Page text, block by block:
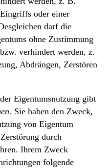
oder einer
darf die
ohne Zustimmung
verhindert werden, z.
Abdrängen, Zerstören
Eigentumsnutzung gibt
Sie haben den Zweck,
von Eigentum
durch
Ihrem Zweck
folgende